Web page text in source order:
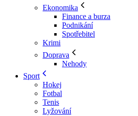
Ekonomika
Finance a burza
Podnikání
Spotřebitel
Krimi
Doprava
Nehody
Sport
Hokej
Fotbal
Tenis
Lyžování